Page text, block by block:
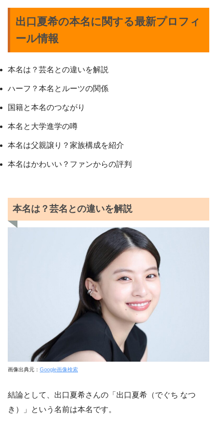
出口夏希の本名に関する最新プロフィ
ール情報
本名は？芸名との違いを解説
ハーフ？本名とルーツの関係
国籍と本名のつながり
本名と大学進学の噂
本名は父親譲り？家族構成を紹介
本名はかわいい？ファンからの評判
本名は？芸名との違いを解説
画像出典元： Google画像検索
結論として、出口夏希さんの「出口夏希（でぐち なつ
き）」という名前は本名です。